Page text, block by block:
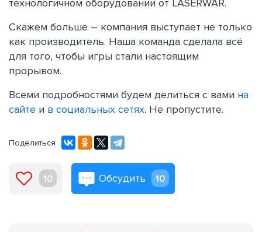
технологичном оборудовании от LASERWAR.
Скажем больше – компания выступает не только
как производитель. Наша команда сделала всё
для того, чтобы игры стали настоящим
прорывом.
Всеми подробностями будем делиться с вами на
сайте и в социальных сетях. Не пропустите.
Поделиться
10 Обсудить 10